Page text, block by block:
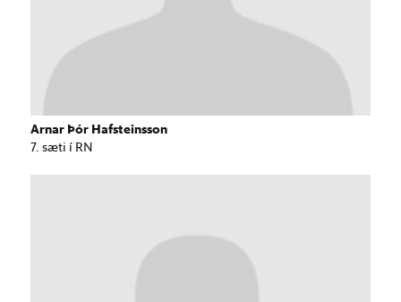
Arnar Þór Hafsteinsson
7. sæti í RN